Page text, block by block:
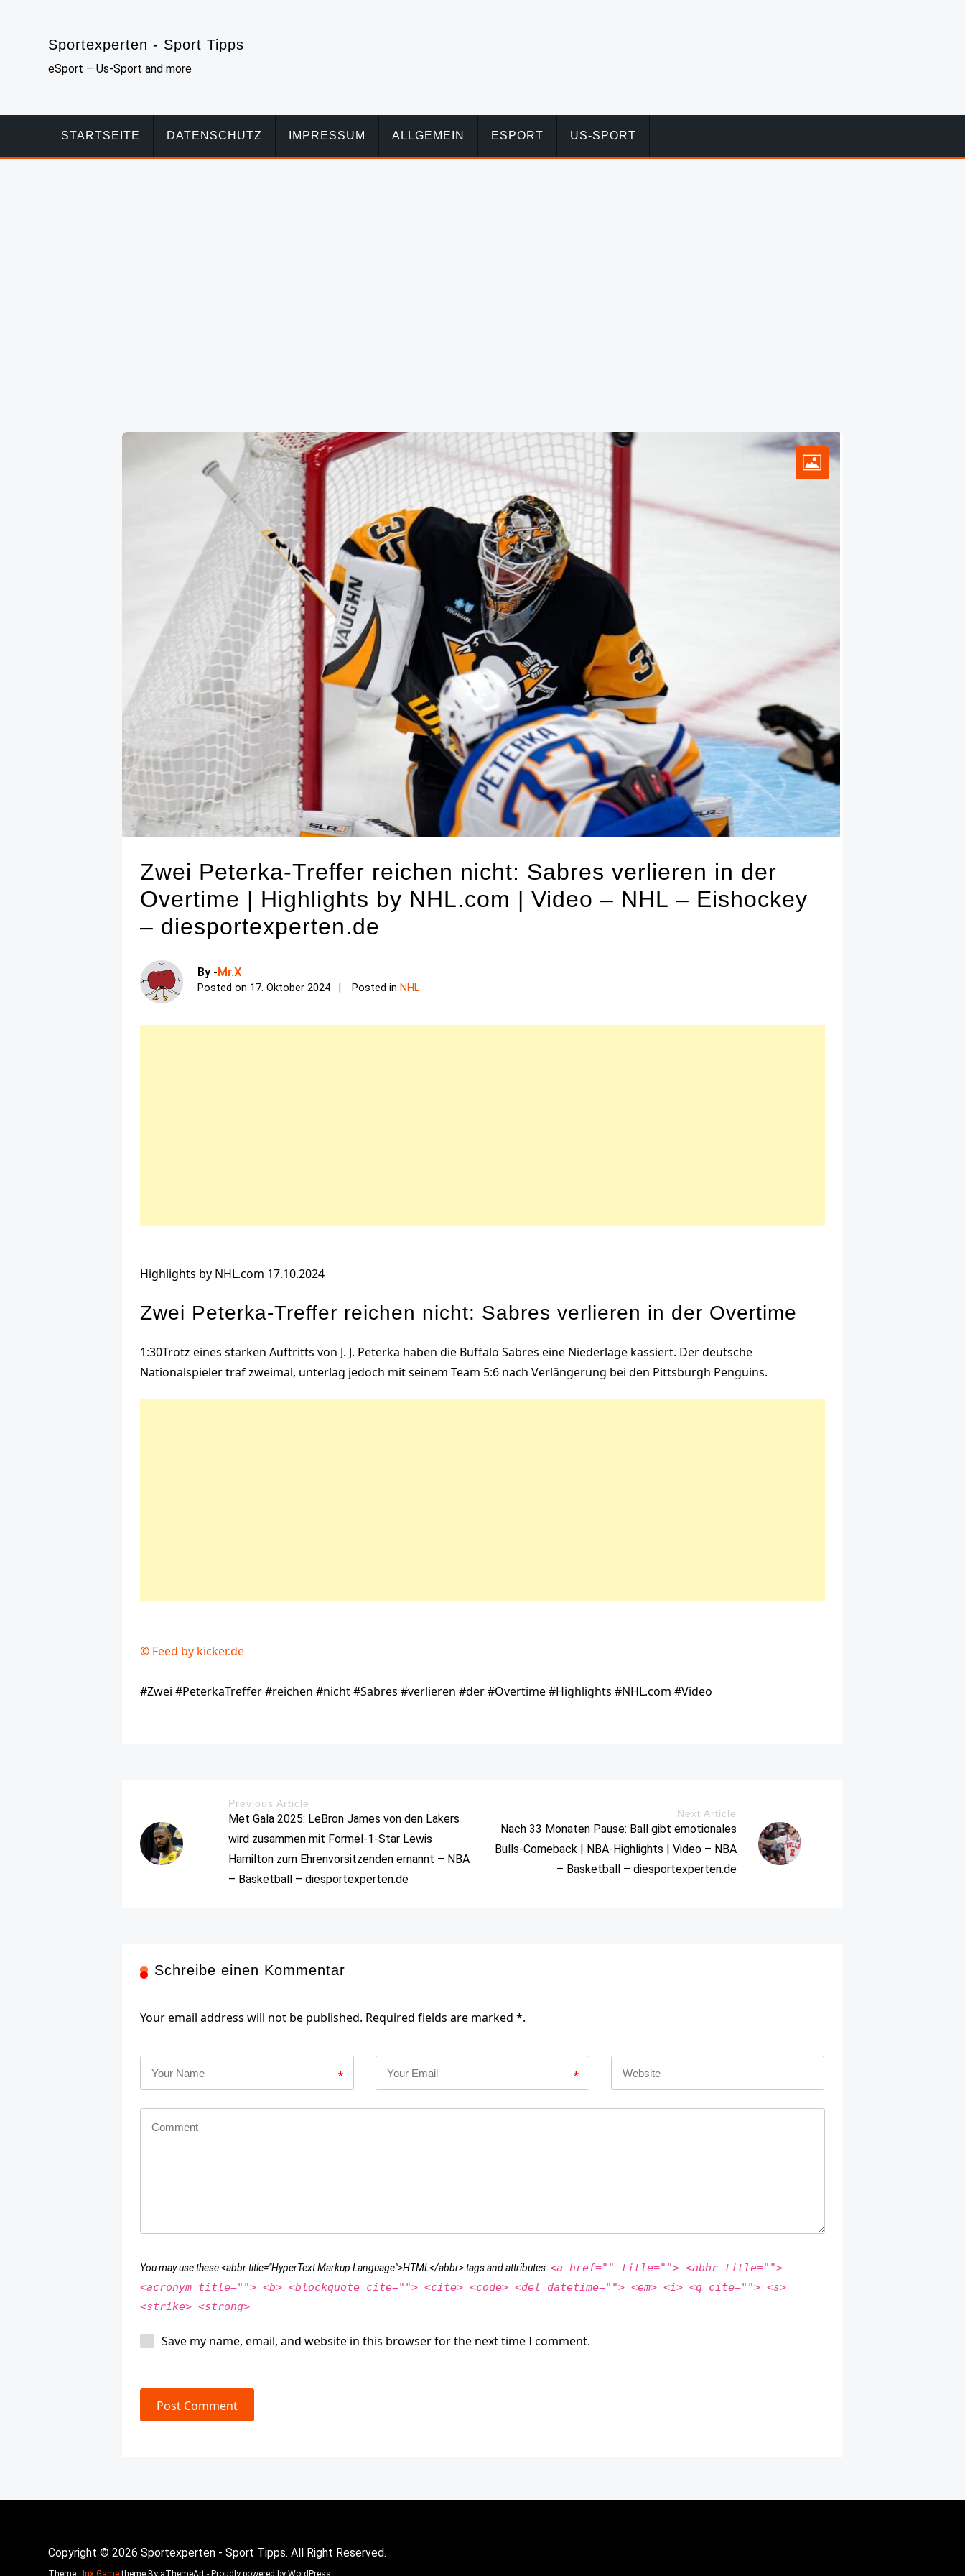
Sportexperten - Sport Tipps
eSport – Us-Sport and more
STARTSEITE DATENSCHUTZ IMPRESSUM ALLGEMEIN ESPORT US-SPORT
Zwei Peterka-Treffer reichen nicht: Sabres verlieren in der
Overtime | Highlights by NHL.com | Video – NHL – Eishockey
– diesportexperten.de
By -Mr.X
Posted on 17. Oktober 2024 Posted in NHL
Highlights by NHL.com 17.10.2024
Zwei Peterka-Treffer reichen nicht: Sabres verlieren in der Overtime
1:30Trotz eines starken Auftritts von J. J. Peterka haben die Buffalo Sabres eine Niederlage kassiert. Der deutsche
Nationalspieler traf zweimal, unterlag jedoch mit seinem Team 5:6 nach Verlängerung bei den Pittsburgh Penguins.
© Feed by kicker.de
#Zwei #PeterkaTreffer #reichen #nicht #Sabres #verlieren #der #Overtime #Highlights #NHL.com #Video
Previous Article
Met Gala 2025: LeBron James von den Lakers
wird zusammen mit Formel-1-Star Lewis
Hamilton zum Ehrenvorsitzenden ernannt – NBA
– Basketball – diesportexperten.de
Next Article
Nach 33 Monaten Pause: Ball gibt emotionales
Bulls-Comeback | NBA-Highlights | Video – NBA
– Basketball – diesportexperten.de
Schreibe einen Kommentar
Your email address will not be published. Required fields are marked *.
* *
You may use these <abbr title="HyperText Markup Language">HTML</abbr> tags and attributes:<a href="" title=""> <abbr title="">
<acronym title=""> <b> <blockquote cite=""> <cite> <code> <del datetime=""> <em> <i> <q cite=""> <s>
<strike> <strong>
Save my name, email, and website in this browser for the next time I comment.
Post Comment
Copyright © 2026 Sportexperten - Sport Tipps. All Right Reserved.
Theme : Inx Gametheme By aThemeArt - Proudly powered by WordPress.